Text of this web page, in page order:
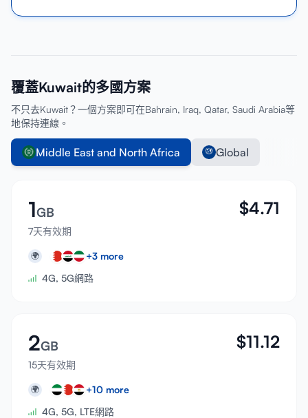
覆蓋Kuwait的多國方案
不只去Kuwait？一個方案即可在Bahrain, Iraq, Qatar, Saudi Arabia等
地保持連線。
Middle East and North Africa Global
1GB
7天有效期
$4.71
🌍 +3 more
4G, 5G網路
2GB
15天有效期
$11.12
🌍 +10 more
4G, 5G, LTE網路